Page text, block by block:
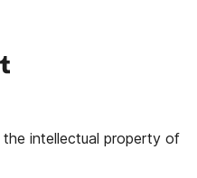
আমাদের টাম্বলার অ্যাকাউন্ট দেখুন
intellectual property of